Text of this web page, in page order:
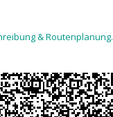
& Routenplanung.